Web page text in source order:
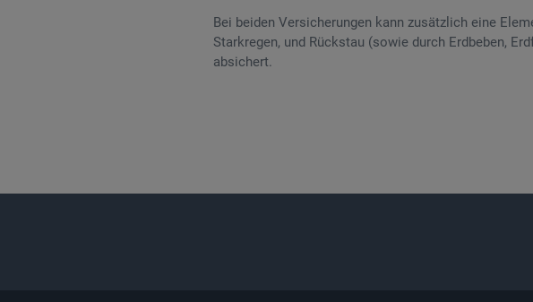
Bei beiden Versicherungen kann zusätzlich eine
Starkregen, und Rückstau (sowie durch Erdbeben,
absichert.